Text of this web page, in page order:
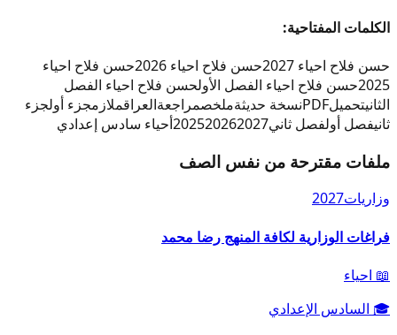
الكلمات المفتاحية:
حسن فلاح احياء 2027
حسن فلاح احياء 2026
حسن فلاح احياء
2025حسن فلاح احياء الفصل الأولحسن فلاح احياء الفصل
الثانيتحميلPDFنسخة حديثةملخصمراجعةالعراقملازمجزء أولجزء
ثانيفصل أولفصل ثاني 202520262027 أحياء سادس إعدادي
ملفات مقترحة من نفس الصف
وزاريات2027
فراغات الوزارية لكافة المنهج رضا محمد
📖 احياء
🎓 السادس الإعدادي